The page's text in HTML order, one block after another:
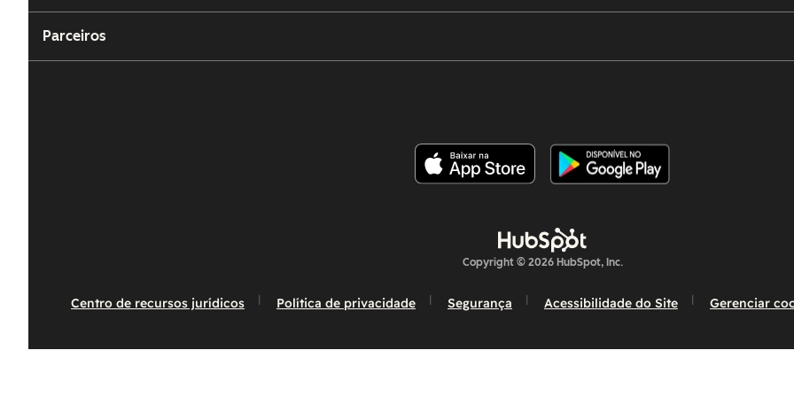
Parceiros
Copyright © 2026 HubSpot, Inc.
Centro de recursos jurídicos Política de privacidade Segurança Acessibilidade do Site Gerenciar